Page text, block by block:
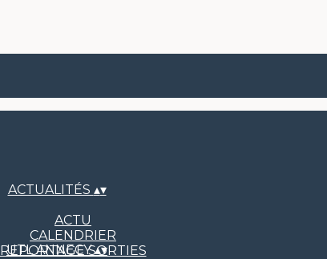
ACTUALITÉS ▴▾
ACTU
CALENDRIER
REPORTAGE SORTIES
UTL ANNECY▴▾